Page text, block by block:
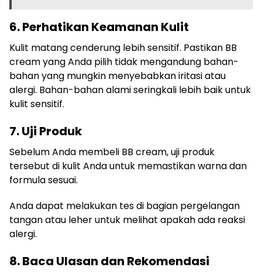
6. Perhatikan Keamanan Kulit
Kulit matang cenderung lebih sensitif. Pastikan BB
cream yang Anda pilih tidak mengandung bahan-
bahan yang mungkin menyebabkan iritasi atau
alergi. Bahan-bahan alami seringkali lebih baik untuk
kulit sensitif.
7. Uji Produk
Sebelum Anda membeli BB cream, uji produk
tersebut di kulit Anda untuk memastikan warna dan
formula sesuai.
Anda dapat melakukan tes di bagian pergelangan
tangan atau leher untuk melihat apakah ada reaksi
alergi.
8. Baca Ulasan dan Rekomendasi